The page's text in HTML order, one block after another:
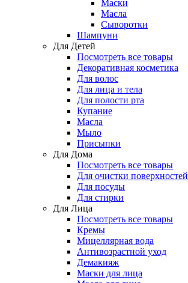
Маски
Масла
Сыворотки
Шампуни
Для Детей
Посмотреть все товары
Декоративная косметика
Для волос
Для лица и тела
Для полости рта
Купание
Масла
Мыло
Присыпки
Для Дома
Посмотреть все товары
Для очистки поверхностей
Для посуды
Для стирки
Для Лица
Посмотреть все товары
Кремы
Мицеллярная вода
Антивозрастной уход
Демакияж
Маски для лица